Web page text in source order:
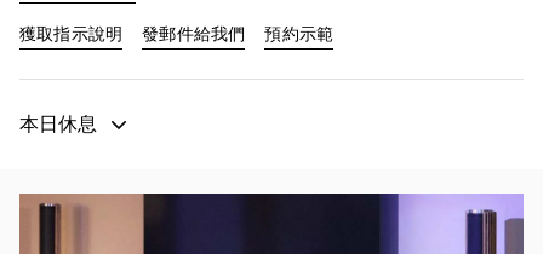
獲取指示說明 Link Opens in New Tab
發郵件給我們 預約示範
本日休息
活動影像